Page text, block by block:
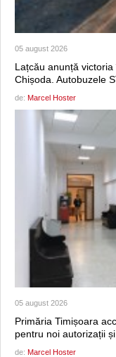
05 august 2026
Lațcău anunță
Chișoda. Autobuzele
de: Marcel Hoster
05 august 2026
Primăria Timișoara
pentru noi autorizații
de: Marcel Hoster